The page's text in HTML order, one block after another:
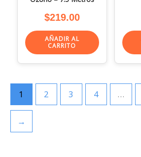
$219.00
AÑADIR AL
CARRITO
1 2 3 4 …
→